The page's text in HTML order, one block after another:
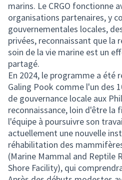
marins. Le CRGO fonctionne
organisations partenaires, y
gouvernementales locales,
privées, reconnaissant que la
soin de la vie marine est un
partagé.
En 2024, le programme a été
Galing Pook comme l'un des
de gouvernance locale aux
reconnaissance, loin d'être la
l'équipe à poursuivre son
actuellement une nouvelle
réhabilitation des
(Marine Mammal and Reptile
Shore Facility), qui